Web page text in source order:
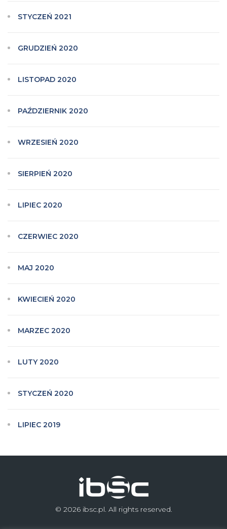
STYCZEŃ 2021
GRUDZIEŃ 2020
LISTOPAD 2020
PAŹDZIERNIK 2020
WRZESIEŃ 2020
SIERPIEŃ 2020
LIPIEC 2020
CZERWIEC 2020
MAJ 2020
KWIECIEŃ 2020
MARZEC 2020
LUTY 2020
STYCZEŃ 2020
LIPIEC 2019
© 2026 ibsc.pl. All rights reserved.